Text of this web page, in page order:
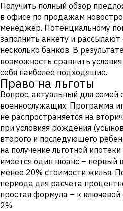
Получить полный обзор
в офисе по продажам
менеджер. Потенциальному
заполнить анкету и
несколько банков. В
возможность сравнить
себя наиболее подходящие.
Право на льготы
Вопрос, актуальный для семей
военнослужащих. Программа
не распространяется на
при условияя рождения
второго и последующего
на получение льготной
имеется один нюанс – первый
менее 20% стоимости жилья.
периода для расчета
простая формула – к
2%.